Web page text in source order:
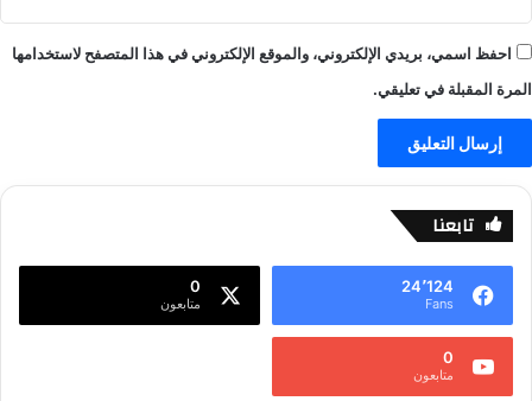
ض
ة
احفظ اسمي، بريدي الإلكتروني، والموقع الإلكتروني في هذا المتصفح لاستخدامها
المرة المقبلة في تعليقي.
تابعنا
24٬124
Fans
0
متابعون
0
متابعون